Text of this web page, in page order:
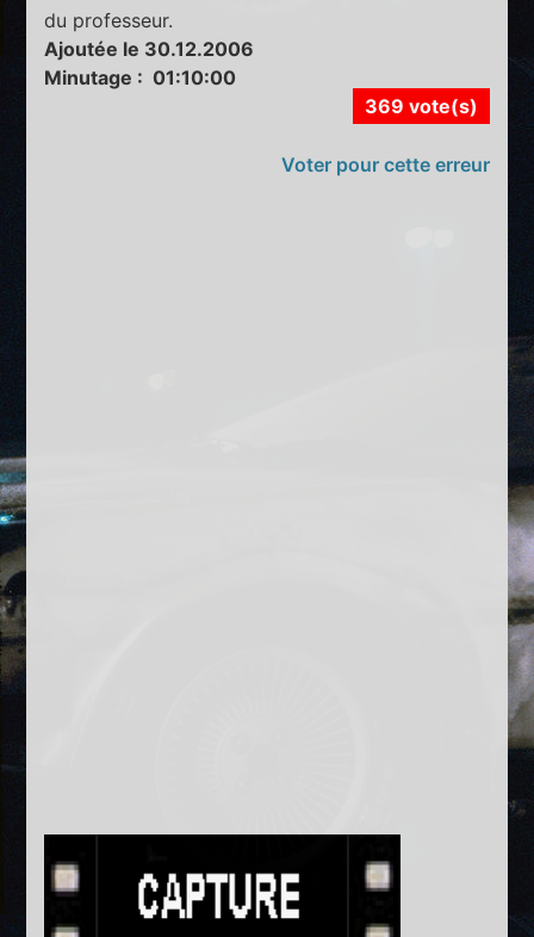
du professeur.
Ajoutée le 30.12.2006
Minutage : 01:10:00
369 vote(s)
Voter pour cette erreur